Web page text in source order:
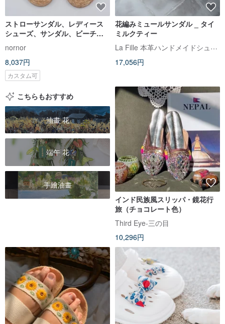
ストローサンダル、レディース
シューズ、サンダル、ビーチサ
nornor
8,037円
カスタム可
花編みミュールサンダル _ タイ
ミルクティー
La Fille 本革ハンドメイドシューズ
17,056円
こちらもおすすめ
油畫 花
端午 花
手繪油畫
インド民族風スリッパ・鏡花行
旅（チョコレート色）
Third Eye-三の目
10,296円